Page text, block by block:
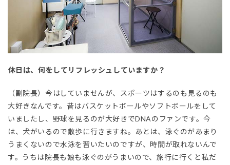
――休日は、何をしてリフレッシュしていますか？
（副院長）今はしていませんが、スポーツはするのも見るのも
大好きなんです。昔はバスケットボールやソフトボールをして
いましたし、野球を見るのが大好きでDNAのファンです。今
は、犬がいるので散歩に行きますね。あとは、泳ぐのがあまり
うまくないので水泳を習いたいのですが、時間が取れないんで
す。うちは院長も娘も泳ぐのがうまいので、旅行に行くと私だ